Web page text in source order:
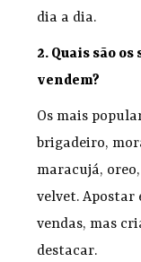
dia a dia.
2. Quais são
vendem?
Os mais
brigadeiro,
maracujá,
velvet. Apostar
vendas, mas
destacar.